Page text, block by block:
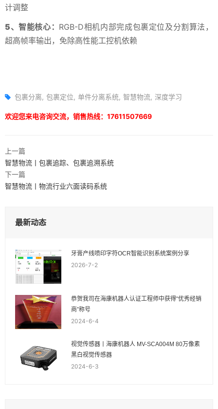
计调整
5、智能核心： RGB-D相机内部完成包裹定位及分割算法，
超高帧率输出，免除高性能工控机依赖
包裹分离 包裹定位 单件分离系统 智慧物流 深度学习
欢迎您来电咨询交流，销售热线：17611507669
上一篇
智慧物流丨包裹追踪、包裹追溯系统
下一篇
智慧物流丨物流行业六面读码系统
最新动态
牙膏产线喷印字符OCR智能识别系统案例分享
2026-7-2
恭贺我司在海康机器人认证工程师中获得“优秀经销
商”称号
2024-6-4
视觉传感器丨海康机器人 MV-SCA004M 80万像素
黑白视觉传感器
2024-6-3